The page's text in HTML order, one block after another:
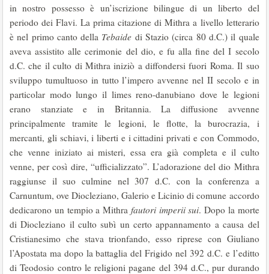
in nostro possesso è un’iscrizione bilingue di un liberto del
periodo dei Flavi. La prima citazione di Mithra a livello letterario
è nel primo canto della Tebaide di Stazio (circa 80 d.C.) il quale
aveva assistito alle cerimonie del dio, e fu alla fine del I secolo
d.C. che il culto di Mithra iniziò a diffondersi fuori Roma. Il suo
sviluppo tumultuoso in tutto l’impero avvenne nel II secolo e in
particolar modo lungo il limes reno-danubiano dove le legioni
erano stanziate e in Britannia. La diffusione avvenne
principalmente tramite le legioni, le flotte, la burocrazia, i
mercanti, gli schiavi, i liberti e i cittadini privati e con Commodo,
che venne iniziato ai misteri, essa era già completa e il culto
venne, per così dire, “ufficializzato”. L’adorazione del dio Mithra
raggiunse il suo culmine nel 307 d.C. con la conferenza a
Carnuntum, ove Diocleziano, Galerio e Licinio di comune accordo
dedicarono un tempio a Mithra fautori imperii sui. Dopo la morte
di Diocleziano il culto subì un certo appannamento a causa del
Cristianesimo che stava trionfando, esso riprese con Giuliano
l’Apostata ma dopo la battaglia del Frigido nel 392 d.C. e l’editto
di Teodosio contro le religioni pagane del 394 d.C., pur durando